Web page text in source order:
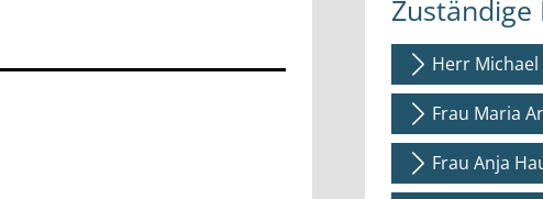
Herr
Frau Maria
Frau Anja